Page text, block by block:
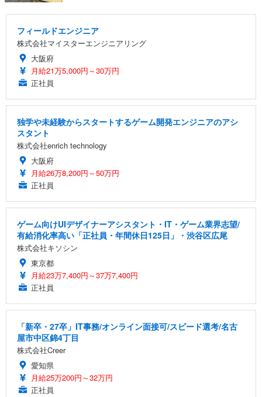
フィールドエンジニア
株式会社マイスターエンジニアリング
大阪府
月給21万5,000円～30万円
正社員
独学や未経験からスタートするゲーム開発エンジニアのアシ
スタント
株式会社enrich technology
大阪府
月給26万8,200円～50万円
正社員
ゲーム向けUIデザイナーアシスタント・IT・ゲーム業界志望/
有給消化率高い「正社員・年間休日125日」・渋谷区広尾
株式会社キソシン
東京都
月給23万7,400円～37万7,400円
正社員
「新卒・27卒」IT事務/オンライン面接可/スピード選考/名古
屋市中区錦4丁目
株式会社Creer
愛知県
月給25万200円～32万円
正社員